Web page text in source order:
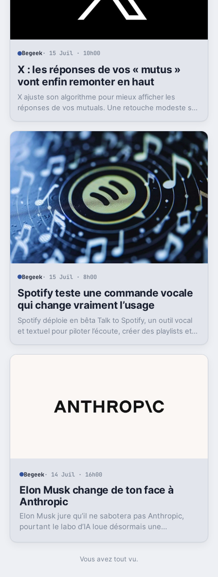
Begeek· 15 Juil · 10h00
X : les réponses de vos « mutus »
vont enfin remonter en haut
X ajuste son algorithme pour mieux afficher les
réponses de vos mutuals. Une retouche modeste sur
Begeek· 15 Juil · 8h00
Spotify teste une commande vocale
qui change vraiment l’usage
Spotify déploie en bêta Talk to Spotify, un outil vocal
et textuel pour piloter l’écoute, créer des playlists et
Begeek· 14 Juil · 16h00
Elon Musk change de ton face à
Anthropic
Elon Musk jure qu’il ne sabotera pas Anthropic,
pourtant le labo d’IA loue désormais une